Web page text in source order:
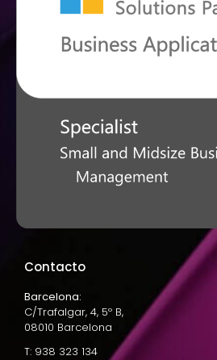
Contacto
Barcelona:
C/Trafalgar, 4, 5º B,
08010 Barcelona
T: 938 323 134